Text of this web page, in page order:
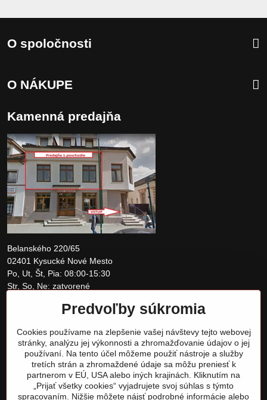
O spoločnosti
O NÁKUPE
Kamenná predajňa
Belanského 220/65
02401 Kysucké Nové Mesto
Po, Ut, Št, Pia: 08:00-15:30
Str, So, Ne: zatvorené
obchod@tomshardware.sk
Predvoľby súkromia
Cookies používame na zlepšenie vašej návštevy tejto webovej
stránky, analýzu jej výkonnosti a zhromažďovanie údajov o jej
používaní. Na tento účel môžeme použiť nástroje a služby
tretích strán a zhromaždené údaje sa môžu preniesť k
partnerom v EÚ, USA alebo iných krajinách. Kliknutím na
„Prijať všetky cookies“ vyjadrujete svoj súhlas s týmto
spracovaním. Nižšie môžete nájsť podrobné informácie alebo